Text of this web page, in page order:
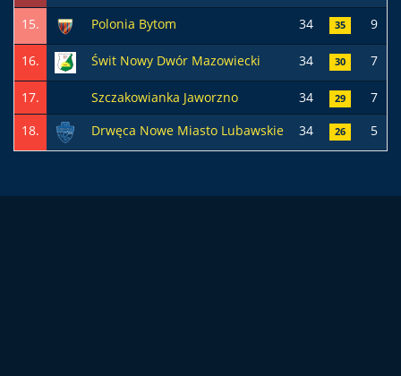
15. Polonia Bytom 34 35 9
16. Świt Nowy Dwór Mazowiecki 34 30 7
17. Szczakowianka Jaworzno 34 29 7
18.
Drwęca Nowe Miasto Lubawskie 34 26 5